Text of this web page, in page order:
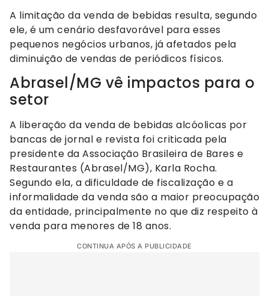
A limitação da venda de bebidas resulta, segundo
ele, é um cenário desfavorável para esses
pequenos negócios urbanos, já afetados pela
diminuição de vendas de periódicos físicos.
Abrasel/MG vê impactos para o
setor
A liberação da venda de bebidas alcóolicas por
bancas de jornal e revista foi criticada pela
presidente da Associação Brasileira de Bares e
Restaurantes (Abrasel/MG), Karla Rocha.
Segundo ela, a dificuldade de fiscalização e a
informalidade da venda são a maior preocupação
da entidade, principalmente no que diz respeito à
venda para menores de 18 anos.
CONTINUA APÓS A PUBLICIDADE